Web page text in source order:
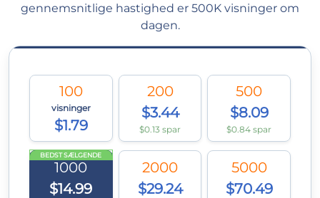
gennemsnitlige hastighed er 500K visninger om
dagen.
100
visninger
$1.79
200
$3.44
$0.13 spar
500
$8.09
$0.84 spar
BEDST SÆLGENDE
1000
$14.99
2000
$29.24
5000
$70.49